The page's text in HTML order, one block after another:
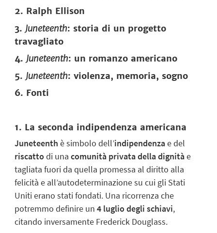
2. Ralph Ellison
3. Juneteenth: storia di un progetto
travagliato
4. Juneteenth: un romanzo americano
5. Juneteenth: violenza, memoria, sogno
6. Fonti
1. La seconda indipendenza americana
Juneteenth è simbolo dell’indipendenzae del
riscattodi una comunità privata della dignitàe
tagliata fuori da quella promessa al diritto alla
felicità e all’autodeterminazione su cui gli Stati
Uniti erano stati fondati. Una ricorrenza che
potremmo definire un 4 luglio degli schiavi,
citando inversamente Frederick Douglass.